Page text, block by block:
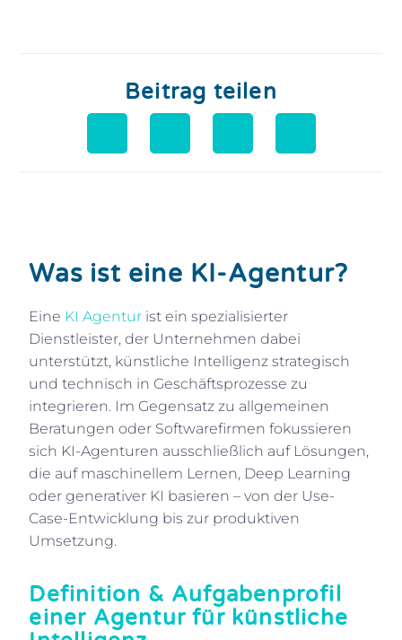
Beitrag teilen
Was ist eine KI-Agentur?
Eine KI Agentur ist ein spezialisierter
Dienstleister, der Unternehmen dabei
unterstützt, künstliche Intelligenz strategisch
und technisch in Geschäftsprozesse zu
integrieren. Im Gegensatz zu allgemeinen
Beratungen oder Softwarefirmen fokussieren
sich KI-Agenturen ausschließlich auf Lösungen,
die auf maschinellem Lernen, Deep Learning
oder generativer KI basieren – von der Use-
Case-Entwicklung bis zur produktiven
Umsetzung.
Definition & Aufgabenprofil
einer Agentur für künstliche